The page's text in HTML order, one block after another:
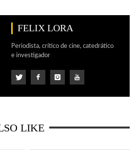
FELIX LORA
Periodista, crítico de cine, catedrático
e investigador
LIKE